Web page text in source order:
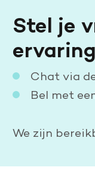
Stel je
Chat via
Bel met
We zijn